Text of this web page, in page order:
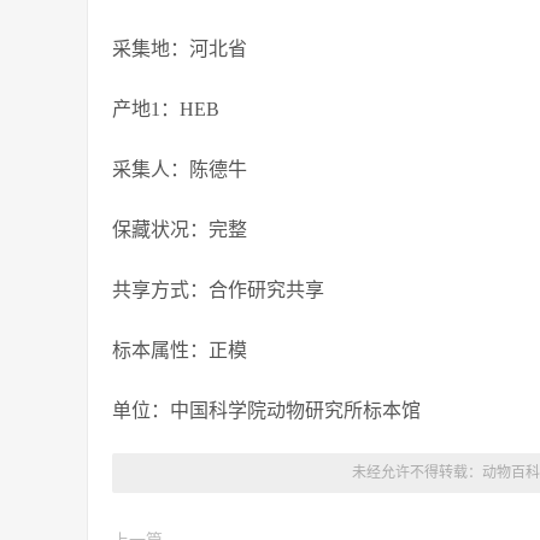
采集地：河北省
产地1：HEB
采集人：陈德牛
保藏状况：完整
共享方式：合作研究共享
标本属性：正模
单位：中国科学院动物研究所标本馆
未经允许不得转载： 动物百科